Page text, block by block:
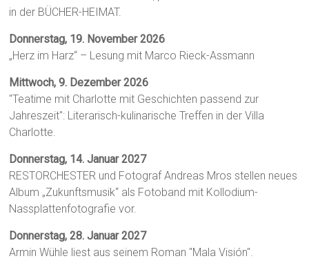
in der BÜCHER-HEIMAT.
Donnerstag, 19. November 2026
„Herz im Harz“ – Lesung mit Marco Rieck-Assmann
Mittwoch, 9. Dezember 2026
"Teatime mit Charlotte mit Geschichten passend zur
Jahreszeit": Literarisch-kulinarische Treffen in der Villa
Charlotte.
Donnerstag, 14. Januar 2027
RESTORCHESTER und Fotograf Andreas Mros stellen neues
Album „Zukunftsmusik“ als Fotoband mit Kollodium-
Nassplattenfotografie vor.
Donnerstag, 28. Januar 2027
Armin Wühle liest aus seinem Roman "Mala Visión".